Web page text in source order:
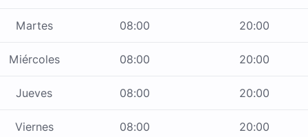
Martes 08:00 20:00
Miércoles 08:00 20:00
Jueves 08:00 20:00
Viernes 08:00 20:00